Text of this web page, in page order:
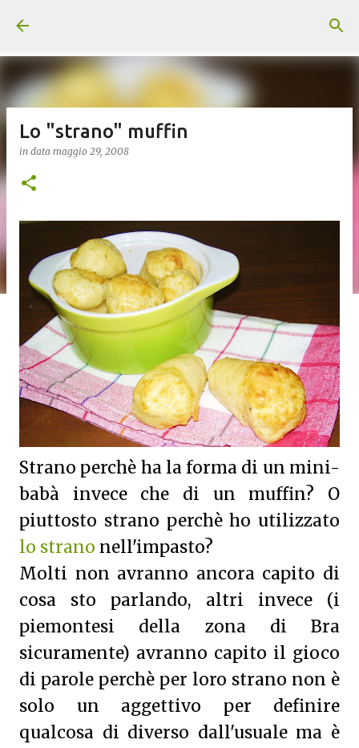
Lo "strano" muffin
in data maggio 29, 2008
Strano perchè ha la forma di un mini-
babà invece che di un muffin? O
piuttosto strano perchè ho utilizzato
lo strano nell'impasto?
Molti non avranno ancora capito di
cosa sto parlando, altri invece (i
piemontesi della zona di Bra
sicuramente) avranno capito il gioco
di parole perchè per loro strano non è
solo un aggettivo per definire
qualcosa di diverso dall'usuale ma è